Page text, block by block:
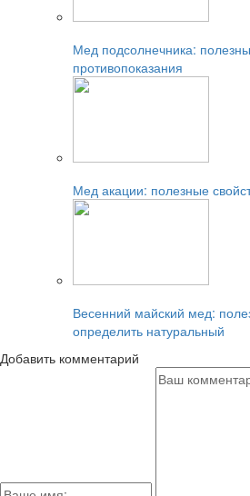
Мед подсолнечника:
противопоказания
Мед акации: полезные
Весенний майский мед:
определить натуральный
Добавить комментарий